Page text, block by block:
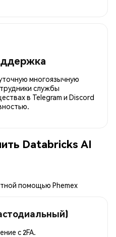
многоязычную
службы
в Telegram и Discord
Databricks AI
помощью Phemex
с 2FA.